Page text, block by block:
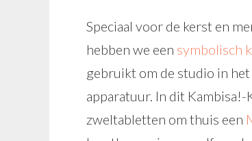
Speciaal voor de kerst en
hebben we een symbolisch
gebruikt om de studio in
apparatuur. In dit
zweltabletten om thuis een